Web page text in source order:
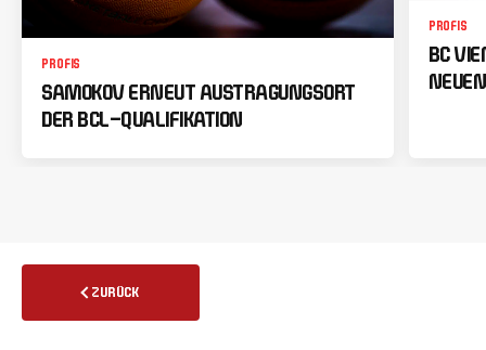
PROFIS
SAMOKOV ERNEUT AUSTRAGUNGSORT
DER BCL-QUALIFIKATION
PROFIS
BC
ZURÜCK